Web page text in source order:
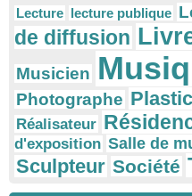
Lecture lecture publique
de diffusion
Musicien
Photographe
Réalisateur
d'exposition Salle de
Sculpteur Société